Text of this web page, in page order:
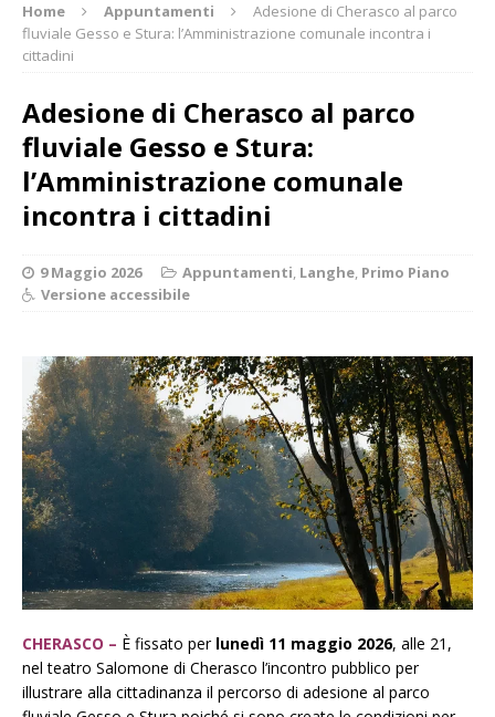
Home Appuntamenti
Adesione di Cherasco al parco
fluviale Gesso e Stura: l’Amministrazione comunale incontra i
cittadini
Adesione di Cherasco al parco
fluviale Gesso e Stura:
l’Amministrazione comunale
incontra i cittadini
9 Maggio 2026 Appuntamenti, Langhe, Primo Piano
Versione accessibile
CHERASCO – È fissato per lunedì 11 maggio 2026, alle 21,
nel teatro Salomone di Cherasco l’incontro pubblico per
illustrare alla cittadinanza il percorso di adesione al parco